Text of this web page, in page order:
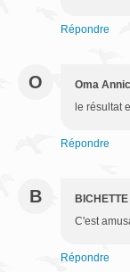
Répondre
O Oma
le résultat
Répondre
B BICHETTE
C'est
Répondre